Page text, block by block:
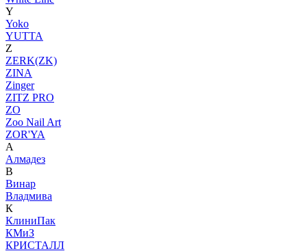
Y
Yoko
YUTTA
Z
ZERK(ZK)
ZINA
Zinger
ZITZ PRO
ZO
Zoo Nail Art
ZOR'YA
А
Алмадез
В
Винар
Владмива
К
КлиниПак
КМиЗ
КРИСТАЛЛ